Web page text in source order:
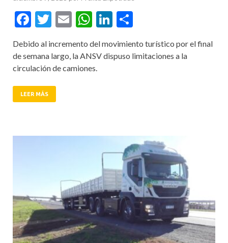
Facebook
Twitter
EmailWhatsApp
LinkedIn
Debido al incremento del movimiento turístico por el final
de semana largo, la ANSV dispuso limitaciones a la
circulación de camiones.
LEER MÁS